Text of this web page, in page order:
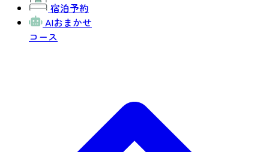
宿泊予約
AIおまかせ
コース